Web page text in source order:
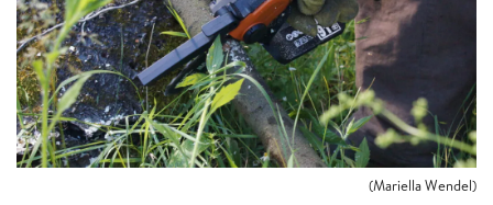
(Mariella Wendel)